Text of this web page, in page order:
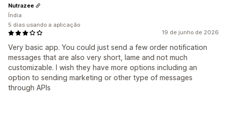
19 de junho de 2026
Very basic app. You could just send a few order notification
messages that are also very short, lame and not much
customizable. I wish they have more options including an
option to sending marketing or other type of messages
through APIs
Nutrazee
Índia
5 dias usando a aplicação